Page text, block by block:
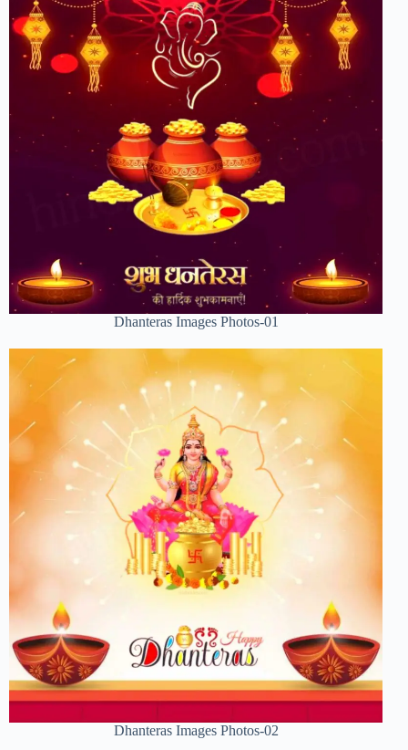
Dhanteras Images Photos-01
Dhanteras Images Photos-02